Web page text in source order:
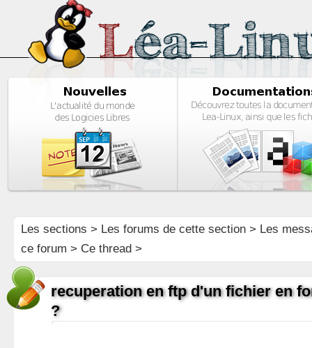
Les sections > Les forums de cette section> Les
ce forum > Ce thread >
recuperation en ftp d'un fichier en
?